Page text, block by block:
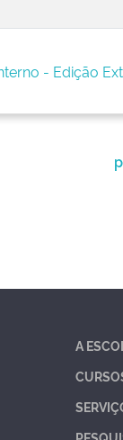
- Edição
A